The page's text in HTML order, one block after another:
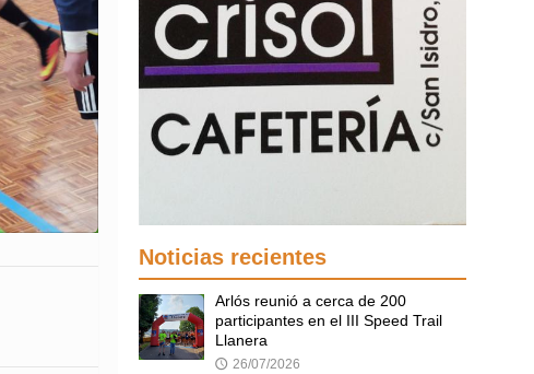
Noticias recientes
Arlós reunió a cerca de 200
participantes en el III Speed Trail
Llanera
🕔 26/07/2026